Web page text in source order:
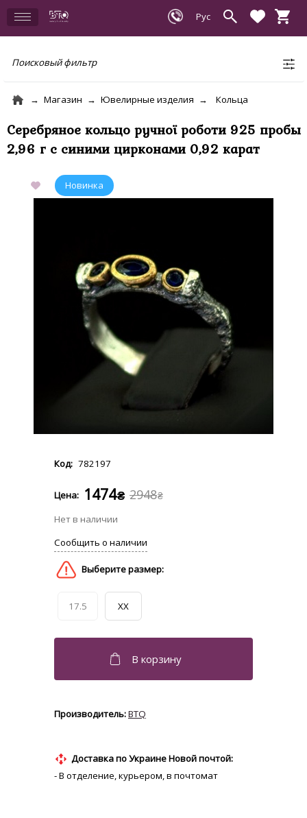
Поисковый фильтр
Магазин Ювелирные изделия Кольца
Серебряное кольцо ручної роботи 925 пробы
2,96 г с синими цирконами 0,92 карат
782197
2948₴
1474₴
17.5 XX
BTQ
Доставка по Украине Новой почтой:
- В отделение, курьером, в почтомат